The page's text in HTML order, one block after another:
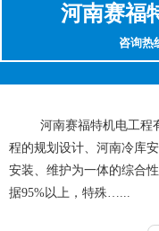
河南赛福
咨询热
河南赛福特机电工程
程的规划设计、河南冷库
安装、维护为一体的综合
据95%以上，特殊…...